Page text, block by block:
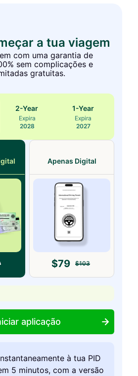
a tua viagem
com uma garantia de
sem complicações e
gratuitas.
2-Year
Expira
2028
1-Year
Expira
2027
Apenas Digital
$79 $103
aplicação
à tua PID
5 minutos, com a versão